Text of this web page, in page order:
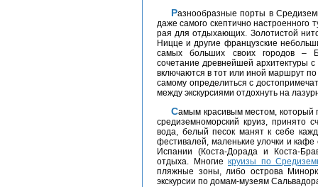
Разнообразные порты в Средиземном море приятно удивят своим внешним видом
даже самого скептично настроенного
рая для отдыхающих. Золотистой
Ницце и другие французские
самых больших своих городов –
сочетание древнейшей архитектуры
включаются в тот или иной маршрут
самому определиться с
между экскурсиями отдохнуть на
Самым красивым местом, который практически никто не упускает из виду, заказывая
средиземноморский круиз, принято
вода, белый песок манят к себе
фестивалей, маленькие улочки и
Испании (Коста-Дорада и Коста-
отдыха. Многие круизы по
пляжные зоны, либо острова
экскурсии по домам-музеям